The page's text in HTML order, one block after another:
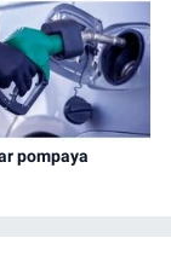
pompaya